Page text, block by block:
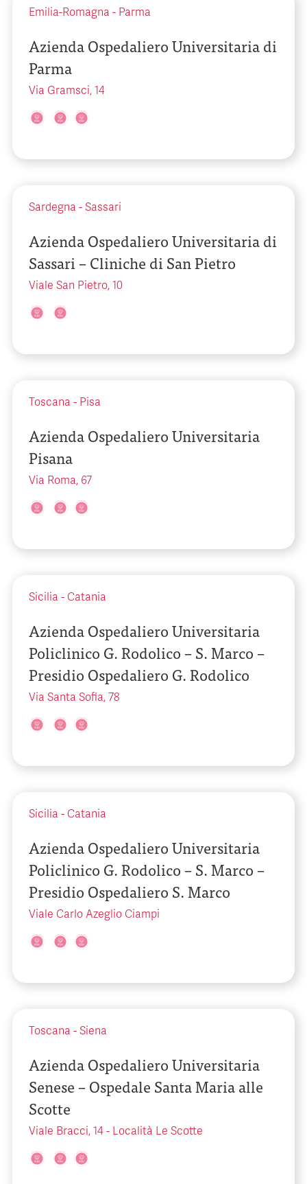
Emilia-Romagna - Parma
Azienda Ospedaliero Universitaria di
Parma
Via Gramsci, 14
Sardegna - Sassari
Azienda Ospedaliero Universitaria di
Sassari – Cliniche di San Pietro
Viale San Pietro, 10
Toscana - Pisa
Azienda Ospedaliero Universitaria
Pisana
Via Roma, 67
Sicilia - Catania
Azienda Ospedaliero Universitaria
Policlinico G. Rodolico – S. Marco –
Presidio Ospedaliero G. Rodolico
Via Santa Sofia, 78
Sicilia - Catania
Azienda Ospedaliero Universitaria
Policlinico G. Rodolico – S. Marco –
Presidio Ospedaliero S. Marco
Viale Carlo Azeglio Ciampi
Toscana - Siena
Azienda Ospedaliero Universitaria
Senese – Ospedale Santa Maria alle
Scotte
Viale Bracci, 14 - Località Le Scotte